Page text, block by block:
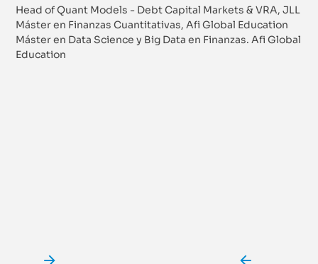
Head of Quant Models - Debt Capital Markets & VRA, JLL
Máster en Finanzas Cuantitativas, Afi Global Education
Máster en Data Science y Big Data en Finanzas. Afi Global
Education